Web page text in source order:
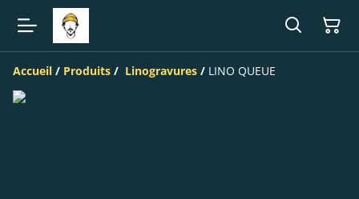
Accueil / Produits / Linogravures / LINO QUEUE